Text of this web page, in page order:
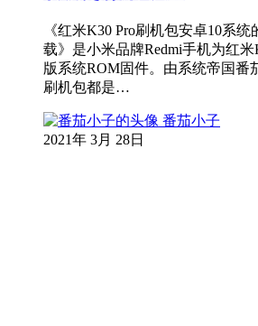
《红米K30 Pro刷机包安卓10系
载》是小米品牌Redmi手机为红
版系统ROM固件。由系统帝国番
刷机包都是…
番茄小子
2021年 3月 28日